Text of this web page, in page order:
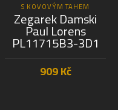
S KOVOVÝM TAHEM
Zegarek Damski
Paul Lorens
PL11715B3-3D1
909Kč